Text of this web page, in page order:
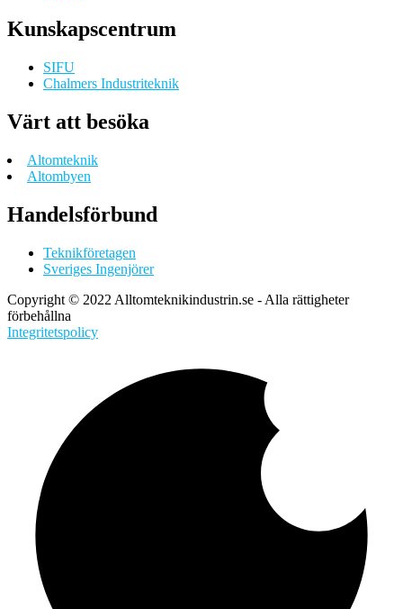
Kunskapscentrum
SIFU
Chalmers Industriteknik
Värt att besöka
Altomteknik
Altombyen
Handelsförbund
Teknikföretagen
Sveriges Ingenjörer
Copyright © 2022 Alltomteknikindustrin.se - Alla rättigheter
förbehållna
Integritetspolicy